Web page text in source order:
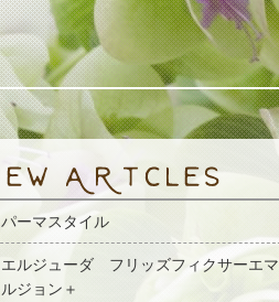
パーマスタイル
エルジューダ フリッズフィクサーエマ
ルジョン＋